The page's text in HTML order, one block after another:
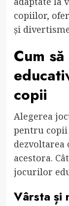
copiilor,
și
Cum
copii
Alegerea
pentru copii
dezvoltarea
acestora.
jocurilor
Vârsta și